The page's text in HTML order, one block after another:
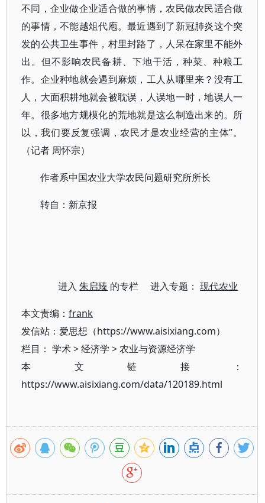
不同，企业做企业适合做的事情，农民做农民适合做
的事情，不能越俎代庖。最近遇到了新冠肺炎这个突
发的公共卫生事件，村里封路了，人呆在家里不能外
出。但不影响农民备耕、下地干活，种菜、种粮工
作。企业种地就会遇到麻烦，工人从哪里来？没有工
人，大面积耕地就会被耽误，人误地一时，地误人一
年。很多地方规模化的荒地就是这么制造出来的。所
以，我们要反复强调，农民才是农业经营的主体”。
（记者 周怀宗）
作者系中国农业大学农民问题研究所所长
转自：新京报
进入朱启臻 的专栏 进入专题：现代农业
本文责编： frank
发信站：爱思想（https://www.aisixiang.com）
栏目： 学术>经济学 >农业与资源经济学
本文链接：
https://www.aisixiang.com/data/120189.html